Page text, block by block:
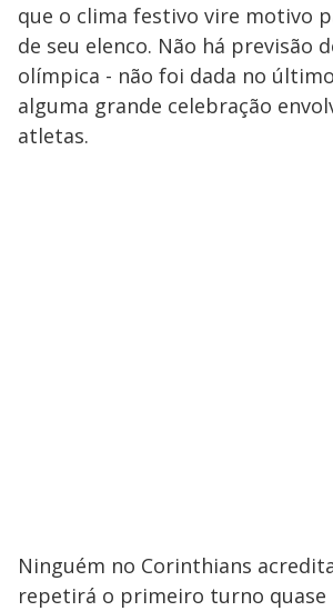
que o clima festivo vire motivo
de seu elenco. Não há previsão
olímpica - não foi dada no
alguma grande celebração
atletas.
Ninguém no Corinthians
repetirá o primeiro turno